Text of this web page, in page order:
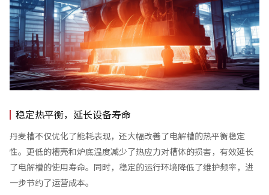
稳定热平衡，延长设备寿命
丹麦槽不仅优化了能耗表现，还大幅改善了电解槽的热平衡稳定
性。更低的槽壳和炉底温度减少了热应力对槽体的损害，有效延长
了电解槽的使用寿命。同时，稳定的运行环境降低了维护频率，进
一步节约了运营成本。